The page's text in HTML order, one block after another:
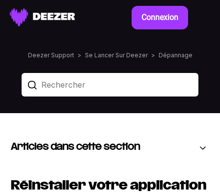
Connexion
Deezer Support Se Lancer Sur Deezer Dépannage
Articles dans cette section
Réinstaller votre application